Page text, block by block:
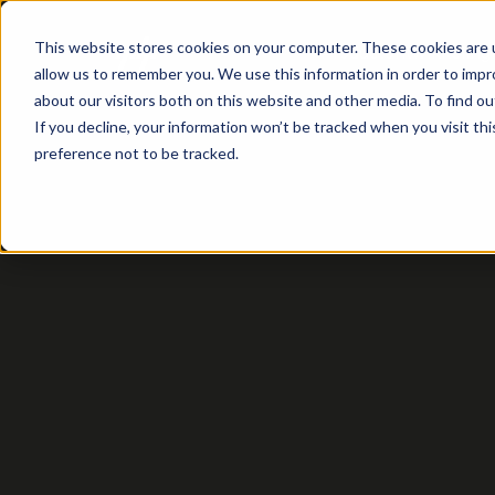
This website stores cookies on your computer. These cookies
allow us to remember you. We use this information in order to
about our visitors both on this website and other media. To find
If you decline, your information won’t be tracked when you visit
preference not to be tracked.
Productontwikkeling